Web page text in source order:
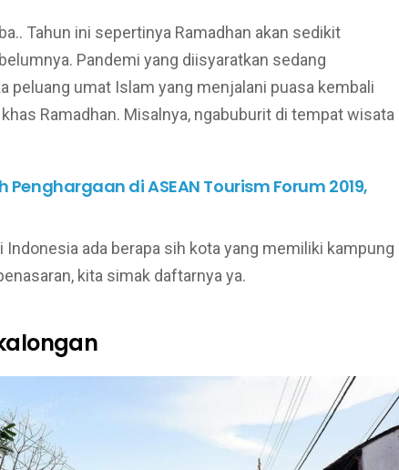
Tahun ini sepertinya Ramadhan akan sedikit
Pandemi yang diisyaratkan sedang
peluang umat Islam yang menjalani puasa kembali
Ramadhan. Misalnya, ngabuburit di tempat wisata
Penghargaan di ASEAN Tourism Forum 2019,
Indonesia ada berapa sih kota yang memiliki kampung
kita simak daftarnya ya.